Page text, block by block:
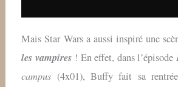
Mais Star Wars a aussi inspiré une
les vampires! En effet, dans l’épisode
campus (4x01), Buffy fait sa